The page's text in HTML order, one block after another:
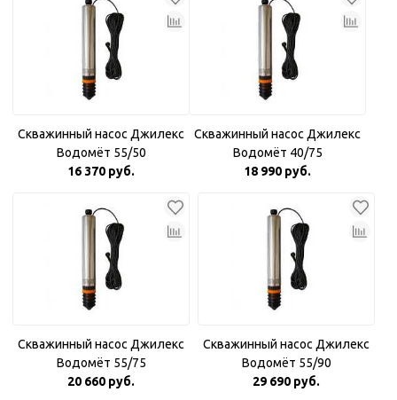
Скважинный насос Джилекс
Водомёт 55/50
16 370 руб.
Скважинный насос Джилекс
Водомёт 40/75
18 990 руб.
Скважинный насос Джилекс
Водомёт 55/75
20 660 руб.
Скважинный насос Джилекс
Водомёт 55/90
29 690 руб.